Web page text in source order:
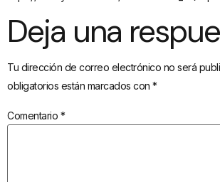
Deja una
Tu dirección de correo electrónico no será
obligatorios están marcados con *
Comentario *